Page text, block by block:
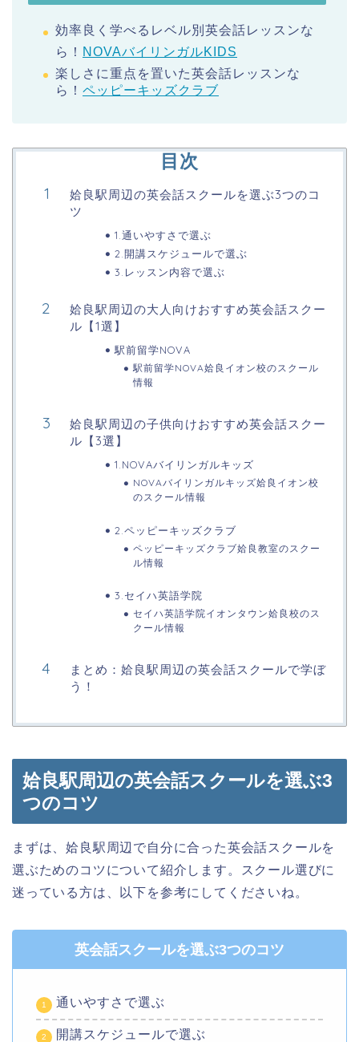
効率良く学べるレベル別英会話レッスンな
ら！ NOVAバイリンガルKIDS
楽しさに重点を置いた英会話レッスンな
ら！ ペッピーキッズクラブ
目次
姶良駅周辺の英会話スクールを選ぶ3つのコ
ツ
1.通いやすさで選ぶ
2.開講スケジュールで選ぶ
3.レッスン内容で選ぶ
姶良駅周辺の大人向けおすすめ英会話スクー
ル【1選】
駅前留学NOVA
駅前留学NOVA姶良イオン校のスクール
情報
姶良駅周辺の子供向けおすすめ英会話スクー
ル【3選】
1.NOVAバイリンガルキッズ
NOVAバイリンガルキッズ姶良イオン校
のスクール情報
2.ペッピーキッズクラブ
ペッピーキッズクラブ姶良教室のスクー
ル情報
3.セイハ英語学院
セイハ英語学院イオンタウン姶良校のス
クール情報
まとめ：姶良駅周辺の英会話スクールで学ぼ
う！
姶良駅周辺の英会話スクールを選ぶ3
つのコツ
まずは、姶良駅周辺で自分に合った英会話スクールを
選ぶためのコツについて紹介します。スクール選びに
迷っている方は、以下を参考にしてくださいね。
英会話スクールを選ぶ3つのコツ
通いやすさで選ぶ
開講スケジュールで選ぶ